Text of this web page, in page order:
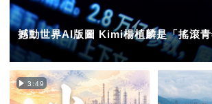
撼動世界AI版圖 Kimi楊植麟是「搖滾青
3:49